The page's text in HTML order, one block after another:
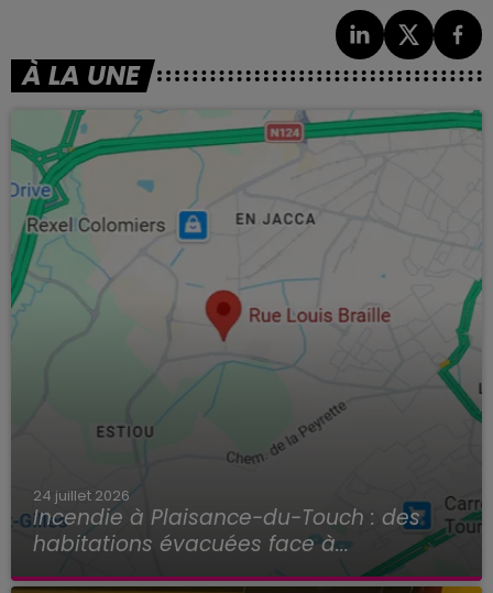
À LA UNE
24 juillet 2026
Incendie à Plaisance-du-Touch : des
habitations évacuées face à...